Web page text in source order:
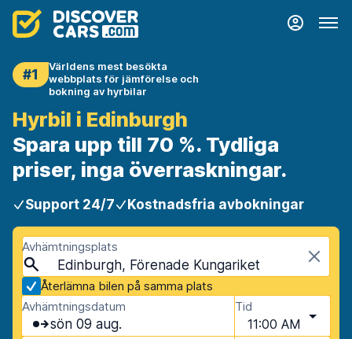
#1
Världens mest besökta
webbplats för jämförelse och
bokning av hyrbilar
Hyrbil i Edinburgh
Spara upp till 70 %. Tydliga
priser, inga överraskningar.
Support 24/7 Kostnadsfria avbokningar
Avhämtningsplats
Edinburgh, Förenade Kungariket
Återlämna bilen på samma plats
Avhämtningsdatum
sön 09 aug.
Tid
11:00 AM